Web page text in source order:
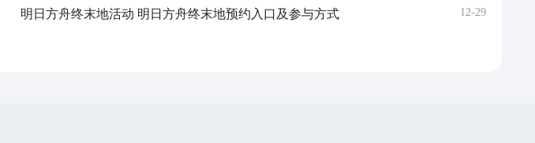
明日方舟终末地活动 明日方舟终末地预约入口及参与方式 12-29